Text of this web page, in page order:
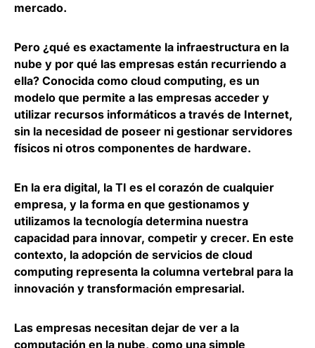
mercado.
Pero ¿qué es exactamente la infraestructura en la
nube y por qué las empresas están recurriendo a
ella? Conocida como cloud computing, es un
modelo que permite a las empresas acceder y
utilizar recursos informáticos a través de Internet,
sin la necesidad de poseer ni gestionar servidores
físicos ni otros componentes de hardware.
En la era digital, la TI es el corazón de cualquier
empresa, y la forma en que gestionamos y
utilizamos la tecnología determina nuestra
capacidad para innovar, competir y crecer. En este
contexto, la adopción de servicios de cloud
computing representa la columna vertebral para la
innovación y transformación empresarial.
Las empresas necesitan dejar de ver a la
computación en la nube, como una simple